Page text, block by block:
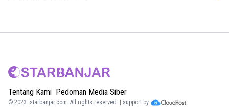
Tentang Kami Pedoman Media Siber
© 2023. starbanjar.com. All rights reserved. | support by